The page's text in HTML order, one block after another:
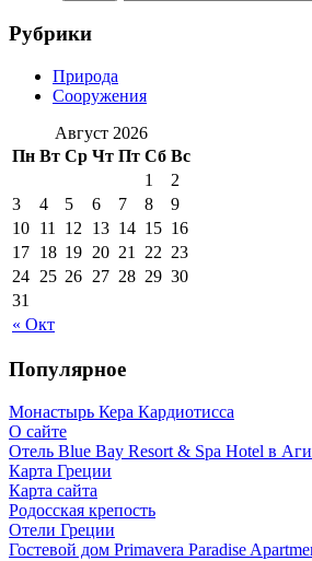
Рубрики
Природа
Сооружения
Август 2026
Пн Вт Ср Чт Пт Сб Вс
« Окт
1
2
3
4 5 6 7 8
9
10 11 12 13 14 15 16
17 18 19 20 21 22 23
24 25 26 27 28 29 30
31
Популярное
Монастырь Кера Кардиотисса
О сайте
Отель Blue Bay Resort & Spa Hotel в
Карта Греции
Карта сайта
Родосская крепость
Отели Греции
Гостевой дом Primavera Paradise